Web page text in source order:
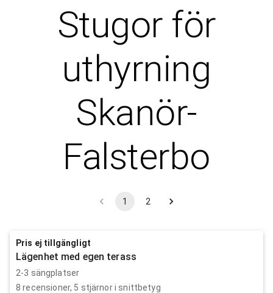
Stugor för
uthyrning
Skanör-
Falsterbo
1 2
Pris ej tillgängligt
Lägenhet med egen terass
2-3 sängplatser
8 recensioner, 5 stjärnor i snittbetyg